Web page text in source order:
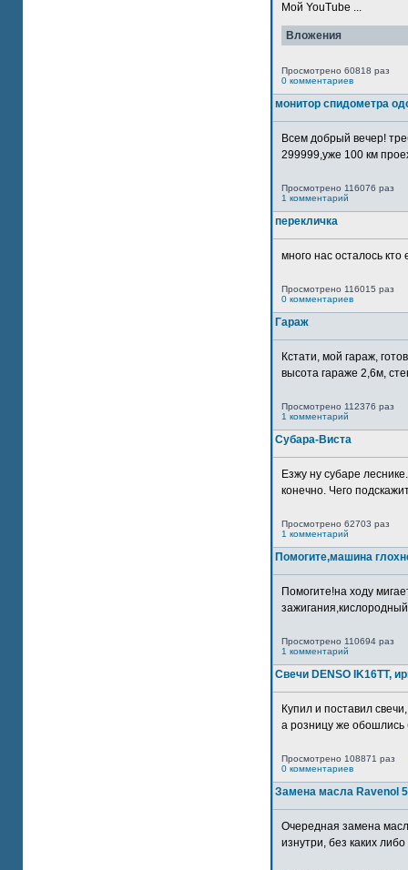
Мой YouTube ...
Вложения
Просмотрено 60818 раз
0 комментариев
монитор спидометра
Всем добрый вечер!
299999,уже 100 км
Просмотрено 116076 раз
1 комментарий
перекличка
много нас осталось
Просмотрено 116015 раз
0 комментариев
Гараж
Кстати, мой гараж,
высота гараже 2,6м,
Просмотрено 112376 раз
1 комментарий
Субара-Виста
Езжу ну субаре
конечно. Чего
Просмотрено 62703 раз
1 комментарий
Помогите,машина
Помогите!на ходу
Просмотрено 110694 раз
1 комментарий
Свечи DENSO IK16TT,
Купил и поставил
а розницу же обошлись
Просмотрено 108871 раз
0 комментариев
Замена масла Ravenol
Очередная замена
изнутри, без каких